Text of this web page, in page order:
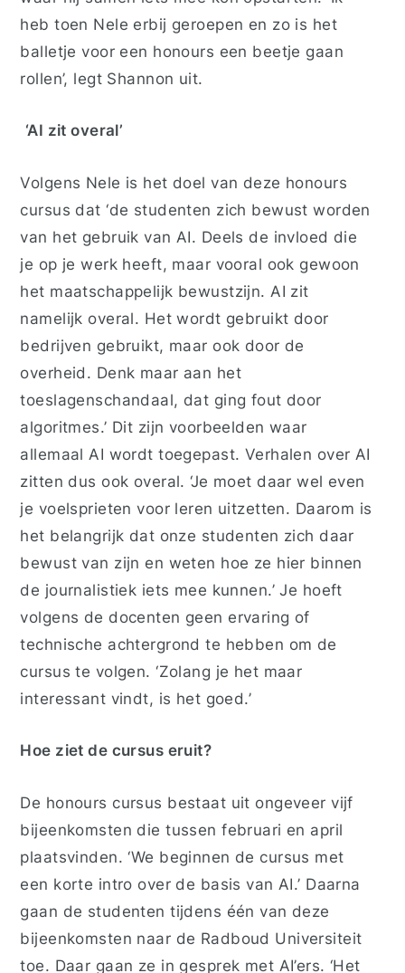
heb toen Nele erbij geroepen en zo is het
balletje voor een honours een beetje gaan
rollen’, legt Shannon uit.
‘AI zit overal’
Volgens Nele is het doel van deze honours
cursus dat ‘de studenten zich bewust worden
van het gebruik van AI. Deels de invloed die
je op je werk heeft, maar vooral ook gewoon
het maatschappelijk bewustzijn. AI zit
namelijk overal. Het wordt gebruikt door
bedrijven gebruikt, maar ook door de
overheid. Denk maar aan het
toeslagenschandaal, dat ging fout door
algoritmes.’ Dit zijn voorbeelden waar
allemaal AI wordttoegepast. Verhalen over AI
zitten dus ook overal. ‘Je moet daar wel even
je voelsprieten voor leren uitzetten. Daarom is
het belangrijk dat onze studenten zich daar
bewust van zijn en weten hoe ze hier binnen
de journalistiek iets mee kunnen.’ Je hoeft
volgens de docenten geen ervaring of
technische achtergrond te hebben om de
cursus te volgen. ‘Zolang je het maar
interessant vindt, is het goed.’
Hoe ziet de cursus eruit?
De honours cursus bestaat uit ongeveer vijf
bijeenkomsten dietussen februari en april
plaatsvinden. ‘We beginnen de cursus met
een korte intro over de basis van AI.’ Daarna
gaan de studenten tijdens één van deze
bijeenkomsten naar de Radboud Universiteit
toe. Daar gaan ze in gesprek met AI’ers. ‘Het